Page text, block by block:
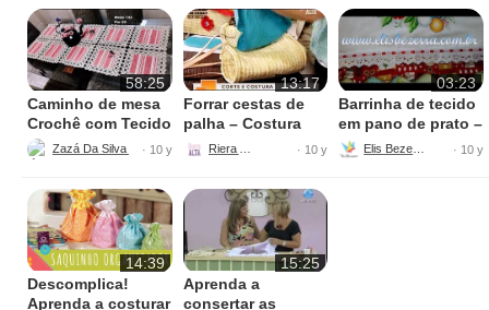
58:25
Caminho de mesa
Crochê com Tecido
Napperon
Zazá Da Silva Crochê
· 10 y
13:17
Forrar cestas de
palha – Costura
com Riera Alta
Riera Alta · 10 y
03:23
Barrinha de tecido
em pano de prato –
Passo a passo
Elis Bezerra · 10 y
14:39
Descomplica!
Aprenda a costurar
15:25
Aprenda a
consertar as